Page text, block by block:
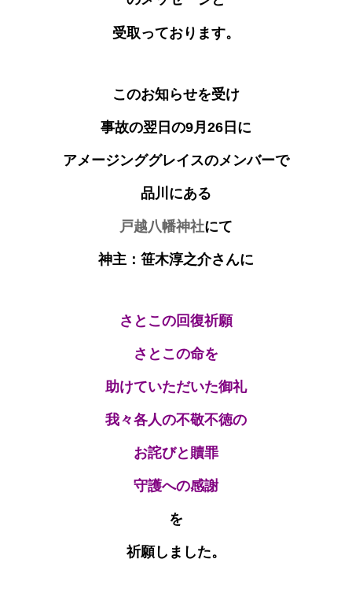
受取っております。
このお知らせを受け
事故の翌日の9月26日に
アメージンググレイスのメンバーで
品川にある
戸越八幡神社にて
神主：笹木淳之介さんに
さとこの回復祈願
さとこの命を
助けていただいた御礼
我々各人の不敬不徳の
お詫びと贖罪
守護への感謝
を
祈願しました。